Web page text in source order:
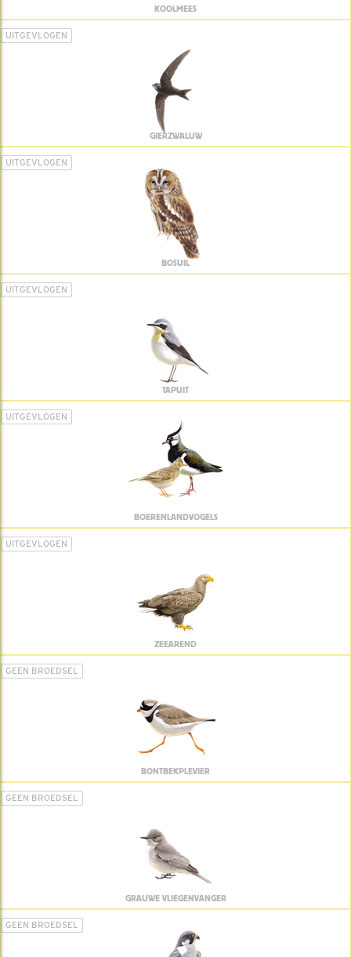
KOOLMEES
UITGEVLOGEN
GIERZWALUW
UITGEVLOGEN
BOSUIL
UITGEVLOGEN
TAPUIT
UITGEVLOGEN
BOERENLANDVOGELS
UITGEVLOGEN
ZEEAREND
GEEN BROEDSEL
BONTBEKPLEVIER
GEEN BROEDSEL
GRAUWE VLIEGENVANGER
GEEN BROEDSEL